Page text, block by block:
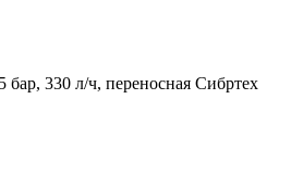
330 л/ч, переносная Сибртех